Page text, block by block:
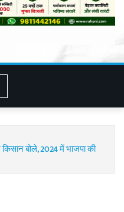
बोले, 2024 में भाजपा की